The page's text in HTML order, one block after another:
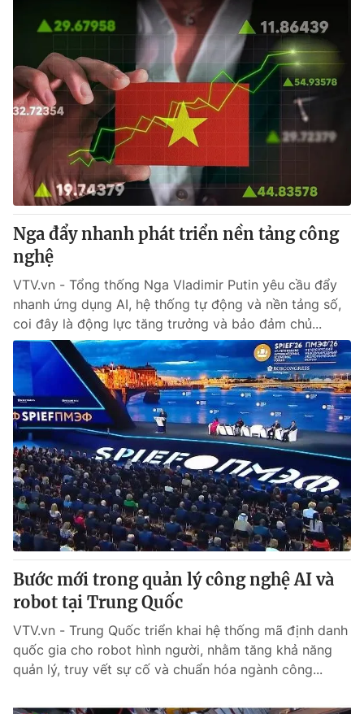
Nga đẩy nhanh phát triển nền tảng công
nghệ
VTV.vn - Tổng thống Nga Vladimir Putin yêu cầu đẩy
nhanh ứng dụng AI, hệ thống tự động và nền tảng số,
coi đây là động lực tăng trưởng và bảo đảm chủ...
Bước mới trong quản lý công nghệ AI và
robot tại Trung Quốc
VTV.vn - Trung Quốc triển khai hệ thống mã định danh
quốc gia cho robot hình người, nhằm tăng khả năng
quản lý, truy vết sự cố và chuẩn hóa ngành công...